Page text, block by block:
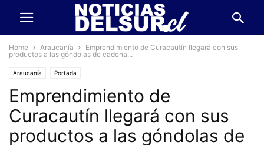
Home Araucanía
Emprendimiento de Curacautín llegará con sus
productos a las góndolas de cadena...
Araucanía Portada
Emprendimiento de
Curacautín llegará con sus
productos a las góndolas de